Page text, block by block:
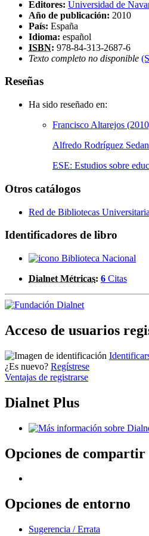
Editores: Universidad de
Año de publicación: 2010
País: España
Idioma: español
ISBN: 978-84-313-2687-6
Texto completo no disponible
Reseñas
Ha sido reseñado en:
Francisco Altarejos
Alfredo Rodríguez
ESE: Estudios sobre
Otros catálogos
Red de Bibliotecas
Identificadores de libro
Biblioteca Nacional
Dialnet Métricas: 6 Citas
Acceso de usuarios
¿Es nuevo? Regístrese
Ventajas de registrarse
Dialnet Plus
Opciones de compartir
Opciones de entorno
Sugerencia / Errata